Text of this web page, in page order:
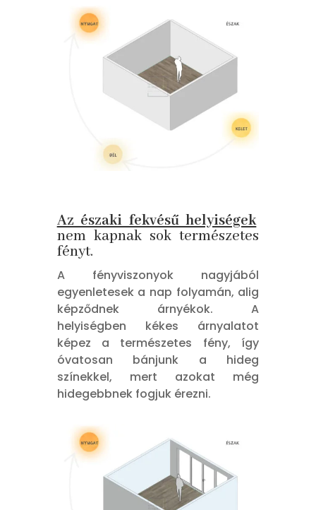
Az északi fekvésű helyiségek
nem kapnak sok természetes
fényt.
A fényviszonyok nagyjából
egyenletesek a nap folyamán, alig
képződnek árnyékok. A
helyiségben kékes árnyalatot
képez a természetes fény, így
óvatosan bánjunk a hideg
színekkel, mert azokat még
hidegebbnek fogjuk érezni.